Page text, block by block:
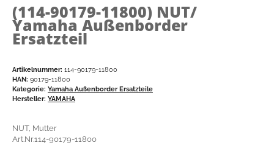
(114-90179-11800) NUT/
Yamaha Außenborder
Ersatzteil
Artikelnummer: 114-90179-11800
HAN: 90179-11800
Kategorie: Yamaha Außenborder Ersatzteile
Hersteller: YAMAHA
NUT, Mutter
Art.Nr.114-90179-11800